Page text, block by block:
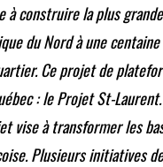
à construire la plus
du Nord à une
Ce projet de
: le Projet St-
vise à transformer les
Plusieurs initiatives